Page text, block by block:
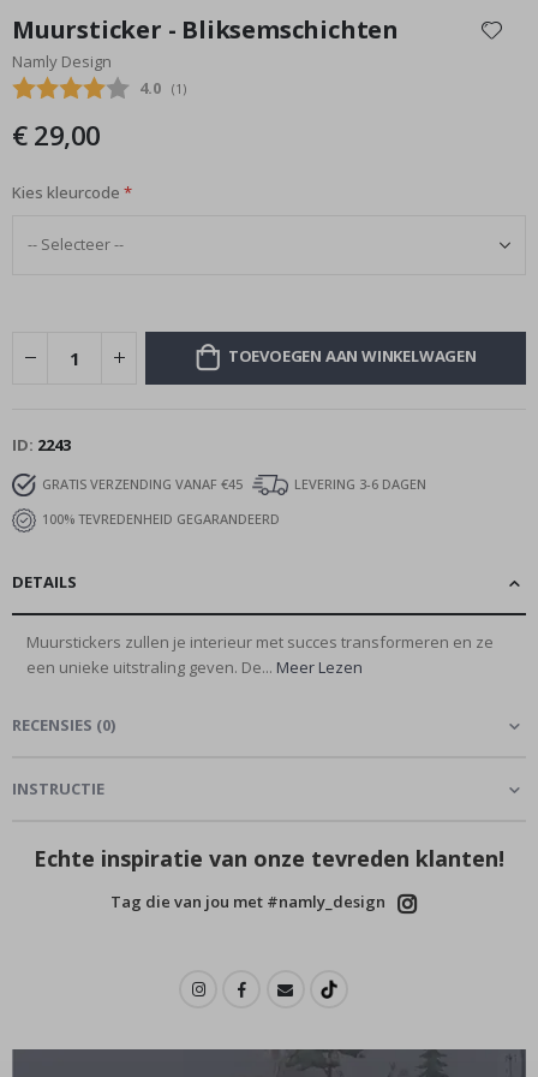
het
begin
van
afbeeldingen-
Muursticker - Bliksemschichten
Namly Design
Gemiddelde beoordeling:
4.0 (aantal stemmen:
1 )
€ 29,00
Kies kleurcode
TOEVOEGEN AAN WINKELWAGEN
ID 2243
GRATIS VERZENDING VANAF €45
LEVERING 3-6 DAGEN
100% TEVREDENHEID GEGARANDEERD
DETAILS
Muurstickers zullen je interieur met succes transformeren en ze
een unieke uitstraling geven. De... Meer Lezen
RECENSIES (0)
INSTRUCTIE
Echte inspiratie van onze tevreden klanten!
Tag die van jou met #namly_design